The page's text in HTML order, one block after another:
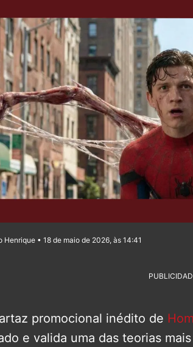
Henrique • 18 de maio de 2026, às 14:41
promocional inédito de
e valida uma das teorias